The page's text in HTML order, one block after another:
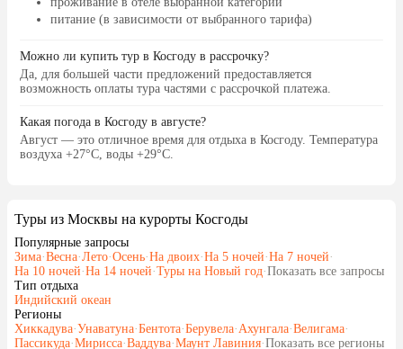
питание (в зависимости от выбранного тарифа)
Можно ли купить тур в Косгоду в рассрочку?
Да, для большей части предложений предоставляется
возможность оплаты тура частями с рассрочкой платежа.
Какая погода в Косгоду в августе?
Август — это отличное время для отдыха в Косгоду. Температура
воздуха +27°C, воды +29°C.
Туры из Москвы на курорты Косгоды
Популярные запросы
Зима·Весна·Лето·Осень·На двоих·На 5 ночей·На 7 ночей·
На 10 ночей·На 14 ночей·Туры на Новый год·Показать все запросы
Тип отдыха
Индийский океан
Регионы
Хиккадува·Унаватуна·Бентота·Берувела· Ахунгала·Велигама·
Пассикуда·Мирисса·Ваддува·Маунт Лавиния·Показать все регионы